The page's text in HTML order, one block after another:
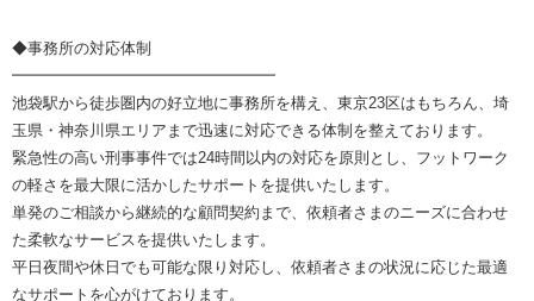
◆事務所の対応体制
━━━━━━━━━━━━━━━━━
池袋駅から徒歩圏内の好立地に事務所を構え、東京23区はもちろん、埼
玉県・神奈川県エリアまで迅速に対応できる体制を整えております。
緊急性の高い刑事事件では24時間以内の対応を原則とし、フットワーク
の軽さを最大限に活かしたサポートを提供いたします。
単発のご相談から継続的な顧問契約まで、依頼者さまのニーズに合わせ
た柔軟なサービスを提供いたします。
平日夜間や休日でも可能な限り対応し、依頼者さまの状況に応じた最適
なサポートを心がけております。